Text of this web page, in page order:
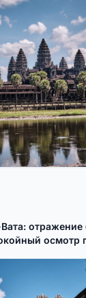
осмотр